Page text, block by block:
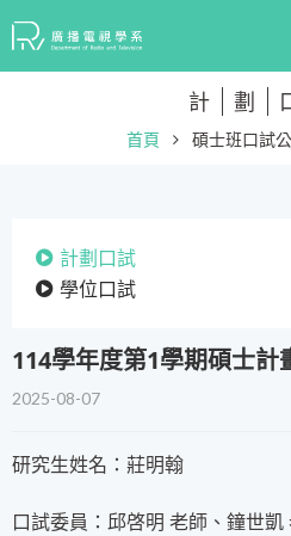
計 劃
首頁 碩士班口試
計劃口試
學位口試
​114學年度第1學期碩士計
2025-08-07
研究生姓名：莊明翰
口試委員：邱啓明 老師、鐘世